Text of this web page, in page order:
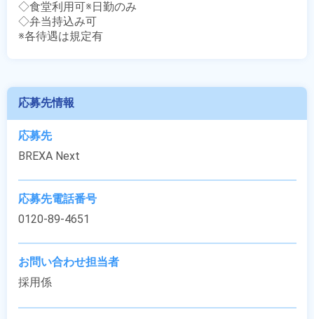
◇食堂利用可※日勤のみ
◇弁当持込み可
※各待遇は規定有
応募先情報
応募先
BREXA Next
応募先電話番号
0120-89-4651
お問い合わせ担当者
採用係